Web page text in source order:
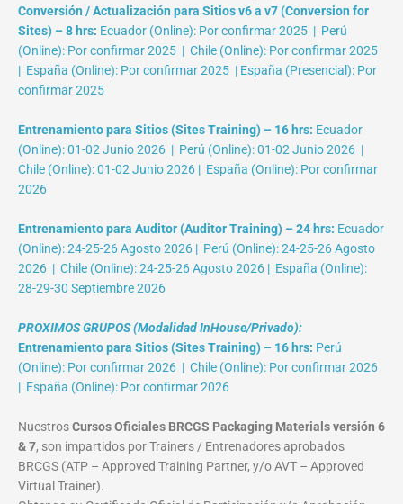
Conversión / Actualización para Sitios v6 a v7 (Conversion for
Sites) – 8 hrs: Ecuador (Online): Por confirmar 2025 | Perú
(Online): Por confirmar 2025 | Chile (Online): Por confirmar 2025
| España (Online): Por confirmar 2025 | España (Presencial): Por
confirmar 2025
Entrenamiento para Sitios (Sites Training) – 16 hrs: Ecuador
(Online): 01-02 Junio 2026 | Perú (Online): 01-02 Junio 2026 |
Chile (Online): 01-02 Junio 2026 | España (Online): Por confirmar
2026
Entrenamiento para Auditor (Auditor Training) – 24 hrs: Ecuador
(Online): 24-25-26 Agosto 2026 | Perú (Online): 24-25-26 Agosto
2026 | Chile (Online): 24-25-26 Agosto 2026 | España (Online):
28-29-30 Septiembre 2026
PROXIMOS GRUPOS (Modalidad InHouse/Privado):
Entrenamiento para Sitios (Sites Training) – 16 hrs: Perú
(Online): Por confirmar 2026 | Chile (Online): Por confirmar 2026
| España (Online): Por confirmar 2026
NuestrosCursos Oficiales BRCGS Packaging Materials versión 6
& 7, son impartidos por Trainers / Entrenadores aprobados
BRCGS (ATP – Approved Training Partner, y/o AVT – Approved
Virtual Trainer).